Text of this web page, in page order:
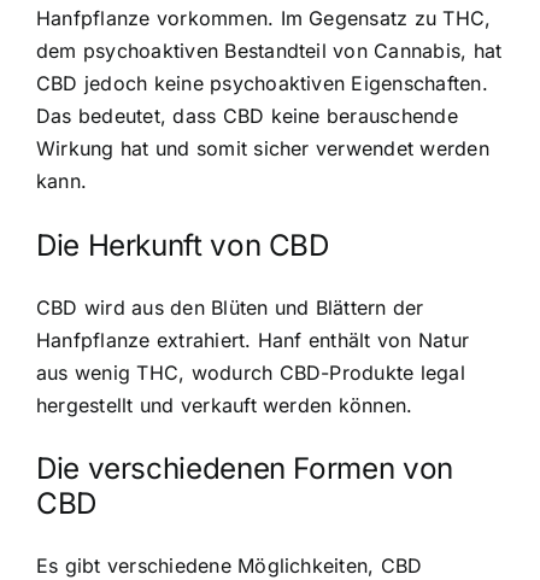
Hanfpflanze vorkommen. Im Gegensatz zu THC,
dem psychoaktiven Bestandteil von Cannabis, hat
CBD jedoch keine psychoaktiven Eigenschaften.
Das bedeutet, dass CBD keine berauschende
Wirkung hat und somit sicher verwendet werden
kann.
Die Herkunft von CBD
CBD wird aus den Blüten und Blättern der
Hanfpflanze extrahiert. Hanf enthält von Natur
aus wenig THC, wodurch CBD-Produkte legal
hergestellt und verkauft werden können.
Die verschiedenen Formen von
CBD
Es gibt verschiedene Möglichkeiten, CBD